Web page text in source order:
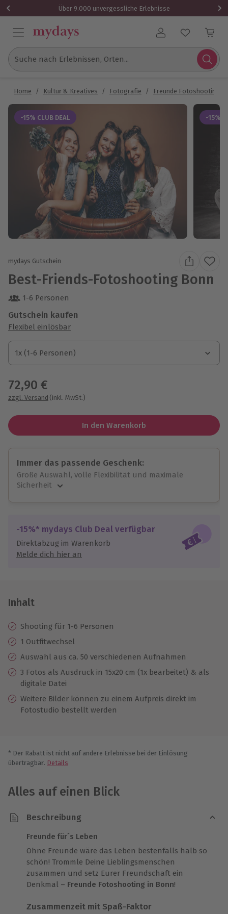
Über 9.000 unvergessliche Erlebnisse
Benutzerkonto
Suche nach Erlebnissen, Orten...
Home / Kultur & Kreatives / Fotografie / Freunde Fotoshooting
-15% CLUB DEAL -15%
mydays Gutschein
Best-Friends-Fotoshooting Bonn
1-6 Personen
Gutschein kaufen
Flexibel einlösbar
1x (1-6 Personen)
1x (1-6 Personen)
1x (1-6 Personen)
72,90 €
zzgl. Versand (inkl. MwSt.)
In den Warenkorb
Immer das passende Geschenk:
Große Auswahl, volle Flexibilität und maximale
Sicherheit
Jeder Gutschein für alle Erlebnisse einlösbar.
Maximale Sicherheit
10 Jahre gültig & verlängerbar.
-15%* mydays Club Deal verfügbar
Direktabzug im Warenkorb
Melde dich hier an
Inhalt
Shooting für 1-6 Personen
1 Outfitwechsel
Auswahl aus ca. 50 verschiedenen Aufnahmen
3 Fotos als Ausdruck in 15x20 cm (1x bearbeitet) & als
digitale Datei
Weitere Bilder können zu einem Aufpreis direkt im
Fotostudio bestellt werden
* Der Rabatt ist nicht auf andere Erlebnisse bei der Einlösung
übertragbar. Details
Alles auf einen Blick
Beschreibung
Freunde für´s Leben
Ohne Freunde wäre das Leben bestenfalls halb so
schön! Trommle Deine Lieblingsmenschen
zusammen und setz Eurer Freundschaft ein
Denkmal – Freunde Fotoshooting in Bonn!
Zusammenzeit mit Spaß-Faktor